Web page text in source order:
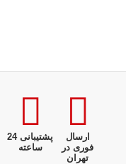
ارسال
فوری در
تهران
پشتیبانی 24
ساعته